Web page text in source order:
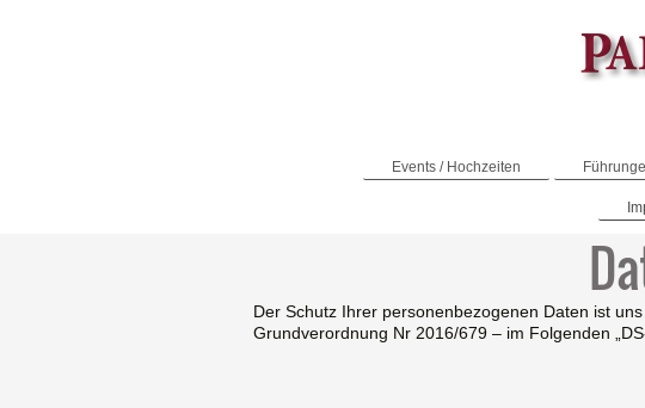
Events / Hochzeiten
Der Schutz Ihrer personenbezogenen Daten ist
Grundverordnung Nr 2016/679 – im Folgenden